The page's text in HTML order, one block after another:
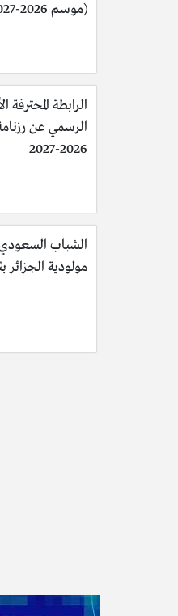
(موسم 2026-2027)
الرابطة المحترفة
الرسمي عن
2026-2027
الشباب
مولودية الجزائر